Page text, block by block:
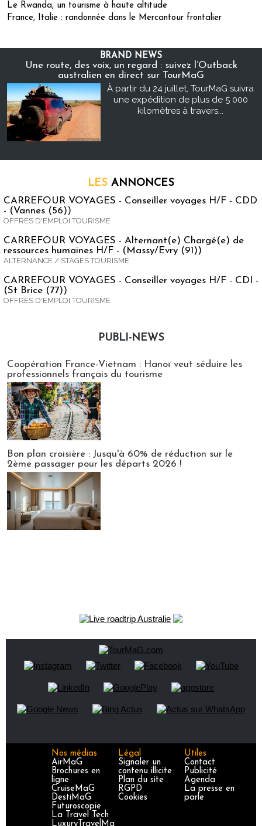
Le Rwanda, un tourisme à haute altitude
France, Italie : randonnée dans le Mercantour frontalier
BRAND NEWS
Une route, des voix, un regard : suivez l’Outback
australien en direct sur TourMaG
À partir du 24 juillet, TourMaG suivra
une expédition de plus de 5 000
kilomètres à travers...
LES ANNONCES
CARREFOUR VOYAGES - Conseiller voyages H/F - CDD
- (Vannes (56))
OFFRES D'EMPLOI TOURISME
CARREFOUR VOYAGES - Alternant(e) Chargé(e) de
ressources humaines H/F - (Massy/Evry (91))
ALTERNANCE / STAGES TOURISME
CARREFOUR VOYAGES - Conseiller voyages H/F - CDI -
(St Brice (77))
OFFRES D'EMPLOI TOURISME
PUBLI-NEWS
Coopération France-Vietnam : Hanoï veut séduire les
professionnels français du tourisme
Bon plan croisière : Jusqu'à 60% de réduction sur le
2ème passager pour les départs 2026 !
Nos médias
AirMaG
Brochures en
ligne
CruiseMaG
DestiMaG
Futuroscopie
La Travel Tech
LuxuryTravelMa
Légal
Signaler un
contenu illicite
Plan du site
RGPD
Cookies
Utiles
Contact
Publicité
Agenda
La presse en
parle